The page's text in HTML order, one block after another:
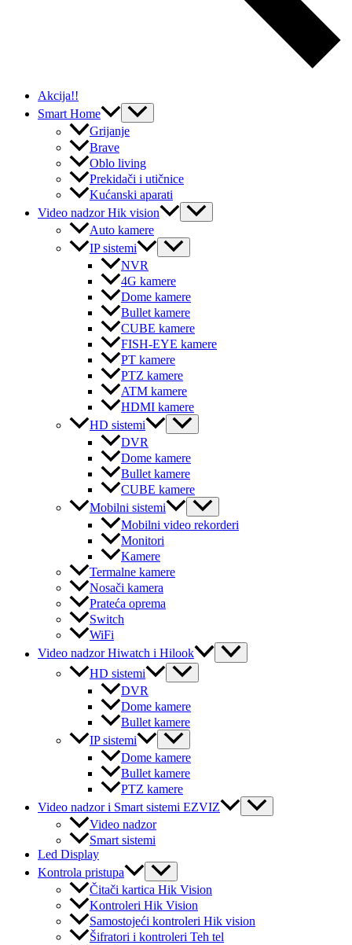
Akcija!!
Smart Home
Menu
Toggle
Grijanje
Brave
Oblo living
Prekidači i utičnice
Kućanski aparati
Video nadzor Hik vision
Menu
Toggle
Auto kamere
IP sistemi
Menu
Toggle
NVR
4G kamere
Dome kamere
Bullet kamere
CUBE kamere
FISH-EYE kamere
PT kamere
PTZ kamere
ATM kamere
HDMI kamere
HD sistemi
Menu
Toggle
DVR
Dome kamere
Bullet kamere
CUBE kamere
Mobilni sistemi
Menu
Toggle
Mobilni video rekorderi
Monitori
Kamere
Termalne kamere
Nosači kamera
Prateća oprema
Switch
WiFi
Video nadzor Hiwatch i Hilook
Menu
Toggle
HD sistemi
Menu
Toggle
DVR
Dome kamere
Bullet kamere
IP sistemi
Menu
Toggle
Dome kamere
Bullet kamere
PTZ kamere
Video nadzor i Smart sistemi EZVIZ
Menu
Toggle
Video nadzor
Smart sistemi
Led Display
Kontrola pristupa
Menu
Toggle
Čitači kartica Hik Vision
Kontroleri Hik Vision
Samostojeći kontroleri Hik vision
Šifratori i kontroleri Teh tel